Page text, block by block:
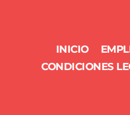
INICIO
CONDICIONES